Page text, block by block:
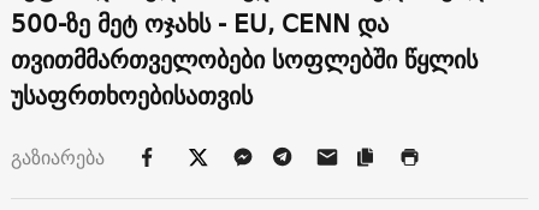
500-ზე მეტ ოჯახს - EU, CENN და
თვითმმართველობები სოფლებში წყლის
უსაფრთხოებისათვის
გაზიარება